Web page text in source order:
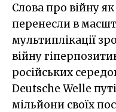
Слова про війну
перенесли в
мультиплікації
війну
російських
Deutsche Welle
мільйони своїх